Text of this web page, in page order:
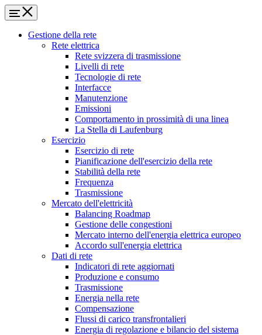
Gestione della rete
Rete elettrica
Rete svizzera di trasmissione
Livelli di rete
Tecnologie di rete
Interfacce
Manutenzione
Emissioni
Comportamento in prossimità di una linea
La Stella di Laufenburg
Esercizio
Esercizio di rete
Pianificazione dell'esercizio della rete
Stabilità della rete
Frequenza
Trasmissione
Mercato dell'elettricità
Balancing Roadmap
Gestione delle congestioni
Mercato interno dell'energia elettrica europeo
Accordo sull'energia elettrica
Dati di rete
Indicatori di rete aggiornati
Produzione e consumo
Trasmissione
Energia nella rete
Compensazione
Flussi di carico transfrontalieri
Energia di regolazione e bilancio del sistema